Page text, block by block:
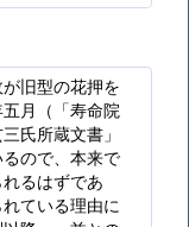
旧型の花押を
月（「寿命院
氏所蔵文書」
ので、本来で
るはずであ
ている理由に